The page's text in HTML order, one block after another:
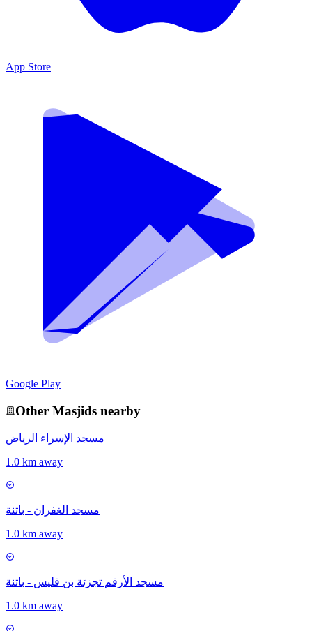
App Store
Google Play
Other Masjids nearby
مسجد الإسراء الرياض
1.0 km away
مسجد الغفران - باتنة
1.0 km away
مسجد الأرقم تجزئة بن فليس - باتنة
1.0 km away